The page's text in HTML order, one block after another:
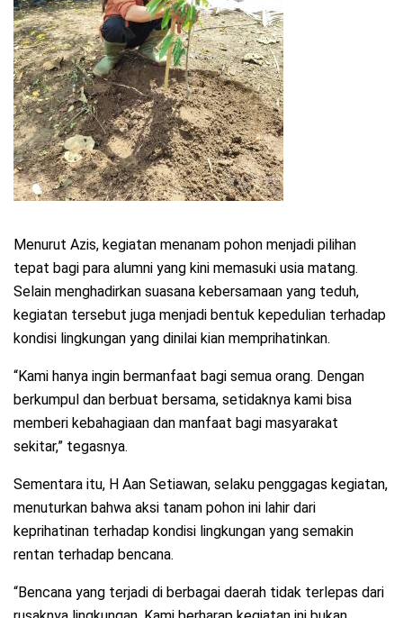
Menurut Azis, kegiatan menanam pohon menjadi pilihan
tepat bagi para alumni yang kini memasuki usia matang.
Selain menghadirkan suasana kebersamaan yang teduh,
kegiatan tersebut juga menjadi bentuk kepedulian terhadap
kondisi lingkungan yang dinilai kian memprihatinkan.
“Kami hanya ingin bermanfaat bagi semua orang. Dengan
berkumpul dan berbuat bersama, setidaknya kami bisa
memberi kebahagiaan dan manfaat bagi masyarakat
sekitar,” tegasnya.
Sementara itu, H Aan Setiawan, selaku penggagas kegiatan,
menuturkan bahwa aksi tanam pohon ini lahir dari
keprihatinan terhadap kondisi lingkungan yang semakin
rentan terhadap bencana.
“Bencana yang terjadi di berbagai daerah tidak terlepas dari